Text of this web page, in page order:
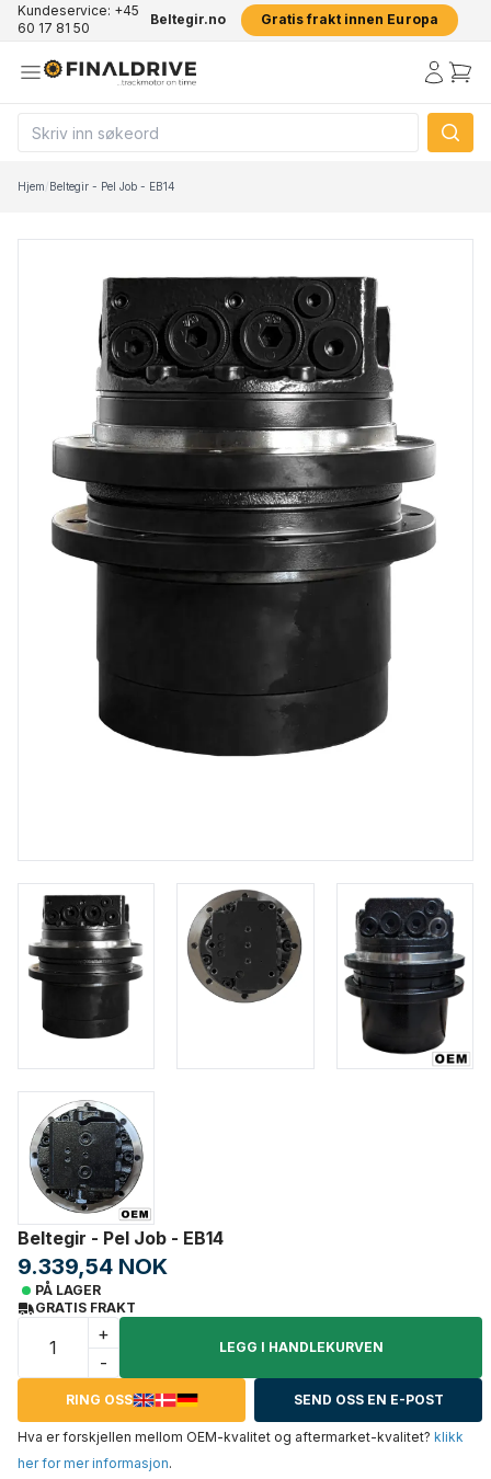
Kundeservice: +45
60 17 81 50
Beltegir.no Gratis frakt innen Europa
Hjem/Beltegir - Pel Job - EB14
Beltegir - Pel Job - EB14
9.339,54 NOK
PÅ LAGER
GRATIS FRAKT
+
-
LEGG I HANDLEKURVEN
RING OSS SEND OSS EN E-POST
Hva er forskjellen mellom OEM-kvalitet og aftermarket-kvalitet? klikk
her for mer informasjon.